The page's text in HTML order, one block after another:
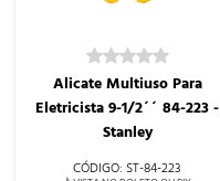
ST-84-223
Alicate Multiuso Para
Eletricista 9-1/2´´ 84-223 -
Stanley